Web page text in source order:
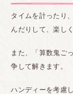
タイムを計ったり
んだりして、楽し
また、「算数鬼ご
争して解きます。
ハンディーを考慮